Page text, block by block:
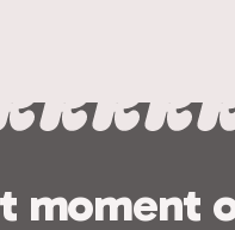
moment